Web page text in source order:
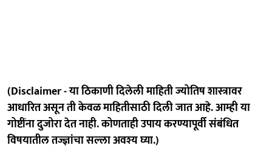
(Disclaimer - या ठिकाणी दिलेली माहिती ज्योतिष शास्त्रावर
आधारित असून ती केवळ माहितीसाठी दिली जात आहे. आम्ही या
गोष्टींना दुजोरा देत नाही. कोणताही उपाय करण्यापूर्वी संबंधित
विषयातील तज्ज्ञांचा सल्ला अवश्य घ्या.)